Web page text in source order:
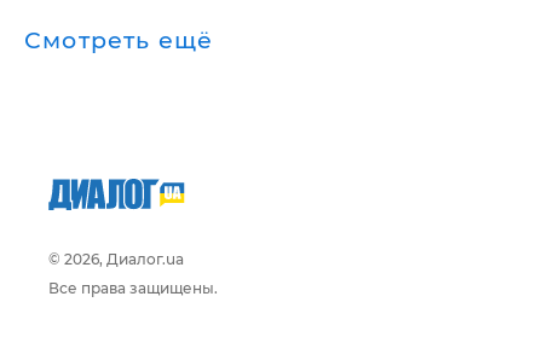
Смотреть ещё
© 2026, Диалог.ua
Все права защищены.